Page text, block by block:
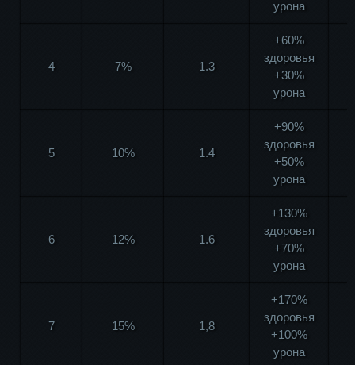
урона
4 7% 1.3
+60%
здоровья
+30%
урона
5 10% 1.4
+90%
здоровья
+50%
урона
6 12% 1.6
+130%
здоровья
+70%
урона
7 15% 1,8
+170%
здоровья
+100%
урона